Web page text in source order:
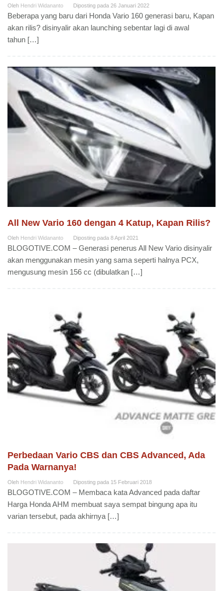
Oleh Hendri Widananto Diposting pada 26 Januari 2022
Beberapa yang baru dari Honda Vario 160 generasi baru, Kapan
akan rilis? disinyalir akan launching sebentar lagi di awal
tahun […]
All New Vario 160 dengan 4 Katup, Kapan Rilis?
Oleh Hendri Widananto Diposting pada 8 April 2021
BLOGOTIVE.COM – Generasi penerus All New Vario disinyalir
akan menggunakan mesin yang sama seperti halnya PCX,
mengusung mesin 156 cc (dibulatkan […]
Perbedaan Vario CBS dan CBS Advanced, Ada
Pada Warnanya!
Oleh Hendri Widananto Diposting pada 15 Februari 2018
BLOGOTIVE.COM – Membaca kata Advanced pada daftar
Harga Honda AHM membuat saya sempat bingung apa itu
varian tersebut, pada akhirnya […]